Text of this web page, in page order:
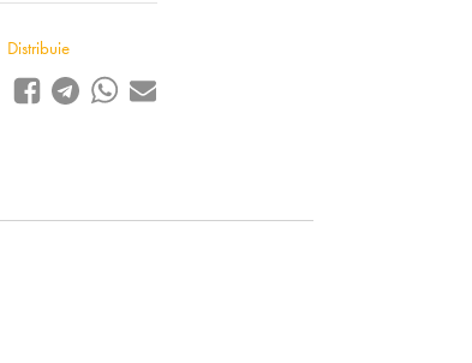
Distribuie